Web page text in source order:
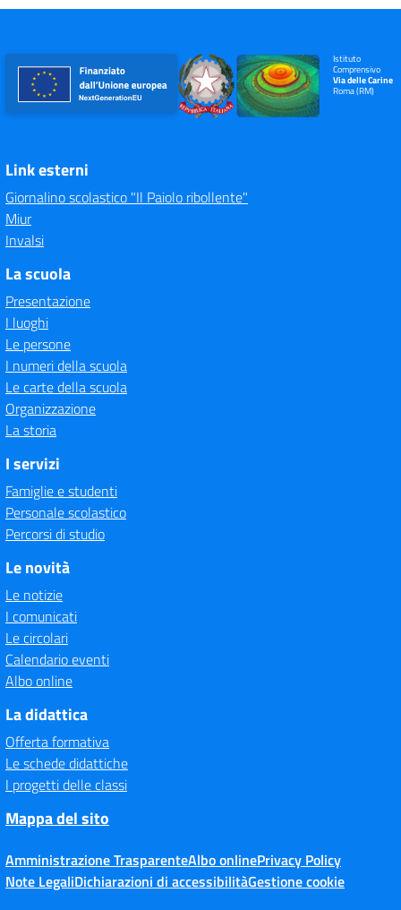
Istituto
Comprensivo
Via delle Carine
Roma (RM)
Link esterni
Giornalino scolastico "Il Paiolo ribollente"
Miur
Invalsi
La scuola
Presentazione
I luoghi
Le persone
I numeri della scuola
Le carte della scuola
Organizzazione
La storia
I servizi
Famiglie e studenti
Personale scolastico
Percorsi di studio
Le novità
Le notizie
I comunicati
Le circolari
Calendario eventi
Albo online
La didattica
Offerta formativa
Le schede didattiche
I progetti delle classi
Mappa del sito
Amministrazione TrasparenteAlbo onlinePrivacy Policy
Note LegaliDichiarazioni di accessibilitàGestione cookie